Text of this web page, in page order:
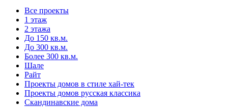
Все проекты
1 этаж
2 этажа
До 150 кв.м.
До 300 кв.м.
Более 300 кв.м.
Шале
Райт
Проекты домов в стиле хай-тек
Проекты домов русская классика
Скандинавские дома